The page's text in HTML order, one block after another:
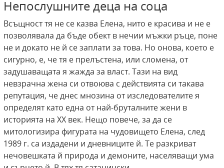
Непослушните деца на соца
Всъщност тя не се казва Елена, нито е красива и не е
позволявала да бъде обект в нечии мъжки ръце, поне
не и докато не й се заплати за това. Но онова, което е
сигурно, е, че тя е прелъстена, или сломена, от
задушаващата я жажда за власт. Тази на вид
невзрачна жена си отвоюва с действията си такава
репутация, че днес мнозина от изследователите я
определят като една от най-бруталните жени в
историята на ХХ век. Нещо повече, за да се
митологизира фигурата на чудовището Елена, след
1989 г. са издадени и дневниците й. Те разкриват
нечовешката й природа и демоните, населяващи ума